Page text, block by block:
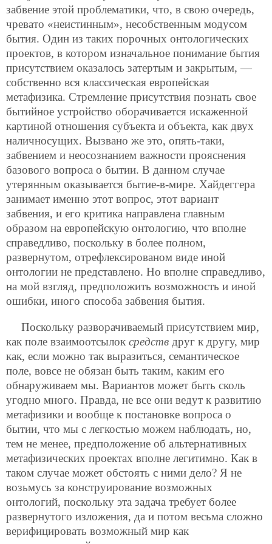
забвение этой проблематики, что, в свою очередь,
чревато «неистинным», несобственным модусом
бытия. Один из таких порочных онтологических
проектов, в котором изначальное понимание бытия
присутствием оказалось затертым и закрытым, —
собственно вся классическая европейская
метафизика. Стремление присутствия познать свое
бытийное устройство оборачивается искаженной
картиной отношения субъекта и объекта, как двух
наличносущих. Вызвано же это, опять-таки,
забвением и неосознанием важности прояснения
базового вопроса о бытии. В данном случае
утерянным оказывается бытие-в-мире. Хайдеггера
занимает именно этот вопрос, этот вариант
забвения, и его критика направлена главным
образом на европейскую онтологию, что вполне
справедливо, поскольку в более полном,
развернутом, отрефлексированом виде иной
онтологии не представлено. Но вполне справедливо,
на мой взгляд, предположить возможность и иной
ошибки, иного способа забвения бытия.
Поскольку разворачиваемый присутствием мир,
как поле взаимоотсылок средств друг к другу, мир
как, если можно так выразиться, семантическое
поле, вовсе не обязан быть таким, каким его
обнаруживаем мы. Вариантов может быть сколь
угодно много. Правда, не все они ведут к развитию
метафизики и вообще к постановке вопроса о
бытии, что мы с легкостью можем наблюдать, но,
тем не менее, предположение об альтернативных
метафизических проектах вполне легитимно. Как в
таком случае может обстоять с ними дело? Я не
возьмусь за конструирование возможных
онтологий, поскольку эта задача требует более
развернутого изложения, да и потом весьма сложно
верифицировать возможный мир как